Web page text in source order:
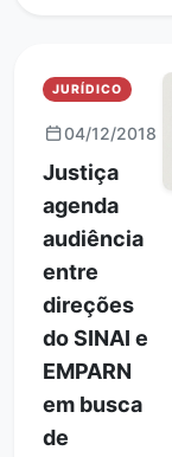
JURÍDICO
04/12/2018
Justiça
agenda
audiência
entre
direções
do SINAI e
EMPARN
em busca
de